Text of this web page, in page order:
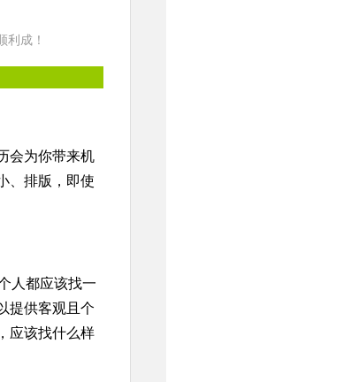
利成！
会为你带来机
、排版，即使
人都应该找一
提供客观且个
应该找什么样